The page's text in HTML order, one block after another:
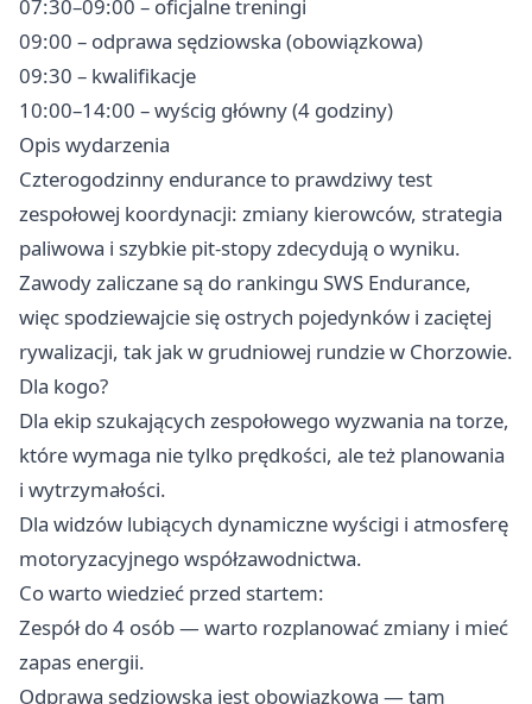
07:30–09:00 – oficjalne treningi
09:00 – odprawa sędziowska (obowiązkowa)
09:30 – kwalifikacje
10:00–14:00 – wyścig główny (4 godziny)
Opis wydarzenia
Czterogodzinny endurance to prawdziwy test
zespołowej koordynacji: zmiany kierowców, strategia
paliwowa i szybkie pit-stopy zdecydują o wyniku.
Zawody zaliczane są do rankingu SWS Endurance,
więc spodziewajcie się ostrych pojedynków i zaciętej
rywalizacji, tak jak w grudniowej rundzie w Chorzowie.
Dla kogo?
Dla ekip szukających zespołowego wyzwania na torze,
które wymaga nie tylko prędkości, ale też planowania
i wytrzymałości.
Dla widzów lubiących dynamiczne wyścigi i atmosferę
motoryzacyjnego współzawodnictwa.
Co warto wiedzieć przed startem:
Zespół do 4 osób — warto rozplanować zmiany i mieć
zapas energii.
Odprawa sędziowska jest obowiązkowa — tam